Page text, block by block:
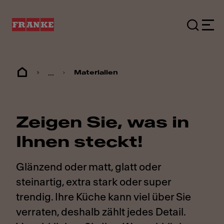
... Materialien
Zeigen Sie, was in
Ihnen steckt!
Glänzend oder matt, glatt oder
steinartig, extra stark oder super
trendig. Ihre Küche kann viel über Sie
verraten, deshalb zählt jedes Detail.